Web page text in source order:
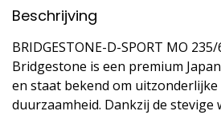
Beschrijving
BRIDGESTONE-D-SPORT MO
Bridgestone is een premium
en staat bekend om
duurzaamheid. Dankzij de stevige